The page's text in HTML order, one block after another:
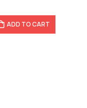
ADD TO CART